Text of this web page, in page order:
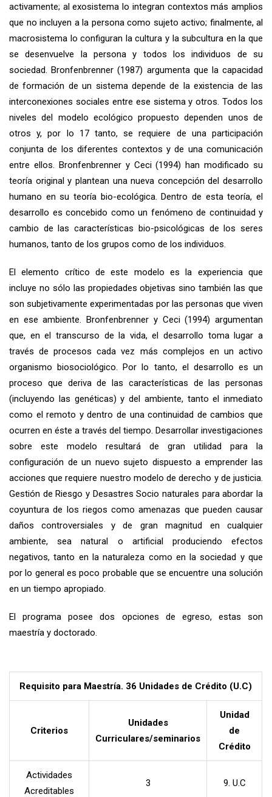
activamente; al exosistema lo integran contextos más amplios
que no incluyen a la persona como sujeto activo; finalmente, al
macrosistema lo configuran la cultura y la subcultura en la que
se desenvuelve la persona y todos los individuos de su
sociedad. Bronfenbrenner (1987) argumenta que la capacidad
de formación de un sistema depende de la existencia de las
interconexiones sociales entre ese sistema y otros. Todos los
niveles del modelo ecológico propuesto dependen unos de
otros y, por lo 17 tanto, se requiere de una participación
conjunta de los diferentes contextos y de una comunicación
entre ellos. Bronfenbrenner y Ceci (1994) han modificado su
teoría original y plantean una nueva concepción del desarrollo
humano en su teoría bio-ecológica. Dentro de esta teoría, el
desarrollo es concebido como un fenómeno de continuidad y
cambio de las características bio-psicológicas de los seres
humanos, tanto de los grupos como de los individuos.
El elemento crítico de este modelo es la experiencia que
incluye no sólo las propiedades objetivas sino también las que
son subjetivamente experimentadas por las personas que viven
en ese ambiente. Bronfenbrenner y Ceci (1994) argumentan
que, en el transcurso de la vida, el desarrollo toma lugar a
través de procesos cada vez más complejos en un activo
organismo biosociológico. Por lo tanto, el desarrollo es un
proceso que deriva de las características de las personas
(incluyendo las genéticas) y del ambiente, tanto el inmediato
como el remoto y dentro de una continuidad de cambios que
ocurren en éste a través del tiempo. Desarrollar investigaciones
sobre este modelo resultará de gran utilidad para la
configuración de un nuevo sujeto dispuesto a emprender las
acciones que requiere nuestro modelo de derecho y de justicia.
Gestión de Riesgo y Desastres Socio naturales para abordar la
coyuntura de los riegos como amenazas que pueden causar
daños controversiales y de gran magnitud en cualquier
ambiente, sea natural o artificial produciendo efectos
negativos, tanto en la naturaleza como en la sociedad y que
por lo general es poco probable que se encuentre una solución
en un tiempo apropiado.
El programa posee dos opciones de egreso, estas son
maestría y doctorado.
Requisito para Maestría. 36 Unidades de Crédito (U.C)
Criterios
Unidades
Curriculares/seminarios
Unidad
de
Crédito
Actividades
Acreditables
3 9. U.C